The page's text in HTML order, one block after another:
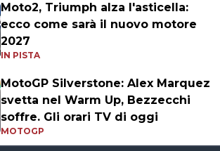
Moto2, Triumph alza l'asticella:
ecco come sarà il nuovo motore
2027
IN PISTA
MotoGP Silverstone: Alex Marquez
svetta nel Warm Up, Bezzecchi
soffre. Gli orari TV di oggi
MOTOGP